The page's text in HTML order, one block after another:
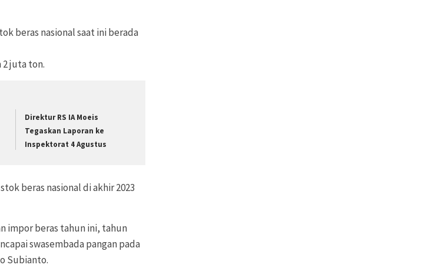
beras nasional saat ini berada
juta ton.
Direktur RS IA Moeis
Tegaskan Laporan ke
Inspektorat 4 Agustus
stok beras nasional di akhir 2023
impor beras tahun ini, tahun
swasembada pangan pada
Subianto.